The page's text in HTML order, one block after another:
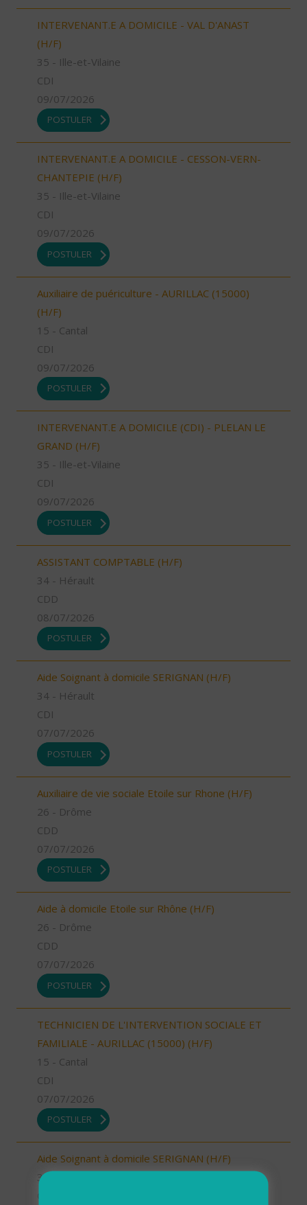
INTERVENANT.E A DOMICILE - VAL D'ANAST
(H/F)
35 - Ille-et-Vilaine
CDI
09/07/2026
POSTULER
INTERVENANT.E A DOMICILE - CESSON-VERN-
CHANTEPIE (H/F)
35 - Ille-et-Vilaine
CDI
09/07/2026
POSTULER
Auxiliaire de puériculture - AURILLAC (15000)
(H/F)
15 - Cantal
CDI
09/07/2026
POSTULER
INTERVENANT.E A DOMICILE (CDI) - PLELAN LE
GRAND (H/F)
35 - Ille-et-Vilaine
CDI
09/07/2026
POSTULER
ASSISTANT COMPTABLE (H/F)
34 - Hérault
CDD
08/07/2026
POSTULER
Aide Soignant à domicile SERIGNAN (H/F)
34 - Hérault
CDI
07/07/2026
POSTULER
Auxiliaire de vie sociale Etoile sur Rhone (H/F)
26 - Drôme
CDD
07/07/2026
POSTULER
Aide à domicile Etoile sur Rhône (H/F)
26 - Drôme
CDD
07/07/2026
POSTULER
TECHNICIEN DE L'INTERVENTION SOCIALE ET
FAMILIALE - AURILLAC (15000) (H/F)
15 - Cantal
CDI
07/07/2026
POSTULER
Aide Soignant à domicile SERIGNAN (H/F)
34 - Hérault